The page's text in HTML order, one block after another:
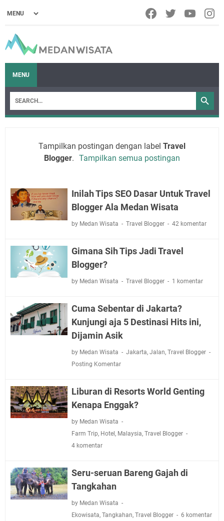
MENU
Tampilkan postingan dengan label Travel
Blogger. Tampilkan semua postingan
Inilah Tips SEO Dasar Untuk Travel
Blogger Ala Medan Wisata
by Medan Wisata Travel Blogger 42 komentar
Gimana Sih Tips Jadi Travel
Blogger?
by Medan Wisata Travel Blogger 1 komentar
Cuma Sebentar di Jakarta?
Kunjungi aja 5 Destinasi Hits ini,
Dijamin Asik
by Medan Wisata Jakarta, Jalan, Travel Blogger
Posting Komentar
Liburan di Resorts World Genting
Kenapa Enggak?
by Medan Wisata
Farm Trip, Hotel, Malaysia, Travel Blogger
4 komentar
Seru-seruan Bareng Gajah di
Tangkahan
by Medan Wisata
Ekowisata, Tangkahan, Travel Blogger 6 komentar